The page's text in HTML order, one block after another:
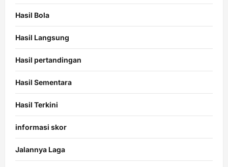
Hasil Bola
Hasil Langsung
Hasil pertandingan
Hasil Sementara
Hasil Terkini
informasi skor
Jalannya Laga